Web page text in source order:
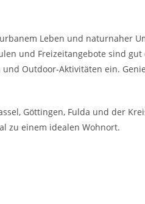
Leben und naturnaher
und Freizeitangebote sind
Outdoor-Aktivitäten ein.
Göttingen, Fulda und der
zu einem idealen Wohnort.